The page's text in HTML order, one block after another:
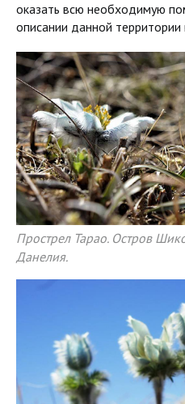
оказать всю необходимую
описании данной территории
Прострел Тарао. Остров
Данелия.